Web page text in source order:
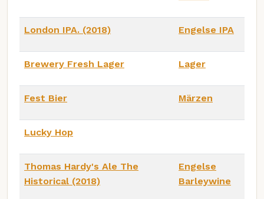
London IPA. (2018) Engelse IPA
Brewery Fresh Lager Lager
Fest Bier Märzen
Lucky Hop
Thomas Hardy's Ale The
Historical (2018)
Engelse
Barleywine